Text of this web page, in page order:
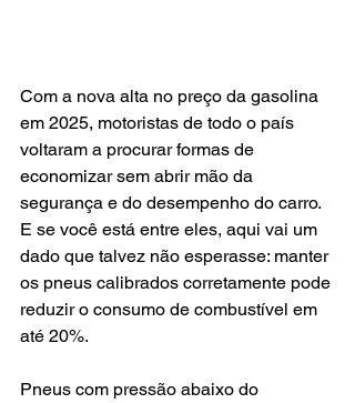
Com a nova alta no preço da gasolina
em 2025, motoristas de todo o país
voltaram a procurar formas de
economizar sem abrir mão da
segurança e do desempenho do carro.
E se você está entre eles, aqui vai um
dado que talvez não esperasse: manter
os pneus calibrados corretamente pode
reduzir o consumo de combustível em
até 20%.
Pneus com pressão abaixo do